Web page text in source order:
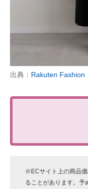
出典： Rakuten Fashion
※ECサイト上の商品
ることがあります。予